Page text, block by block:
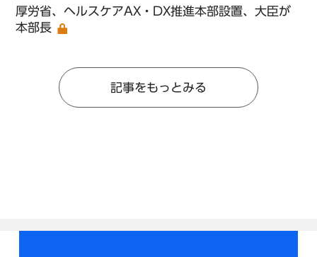
厚労省、ヘルスケアAX・DX推進本部設置、大臣が
本部長
記事をもっとみる